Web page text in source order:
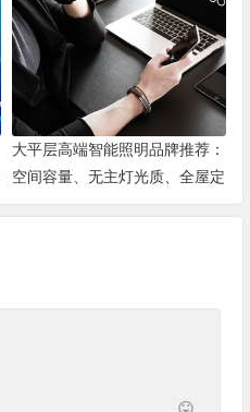
大平层高端智能照明品牌推荐：
空间容量、无主灯光质、全屋定
制、长期售后四个维度全解析